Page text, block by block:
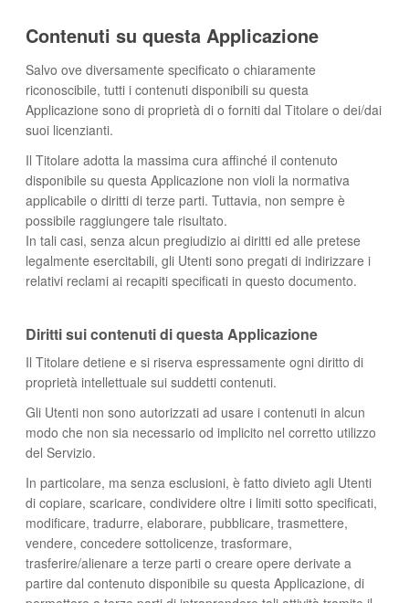
Contenuti su questa Applicazione
Salvo ove diversamente specificato o chiaramente
riconoscibile, tutti i contenuti disponibili su questa
Applicazione sono di proprietà di o forniti dal Titolare o dei/dai
suoi licenzianti.
Il Titolare adotta la massima cura affinché il contenuto
disponibile su questa Applicazione non violi la normativa
applicabile o diritti di terze parti. Tuttavia, non sempre è
possibile raggiungere tale risultato.
In tali casi, senza alcun pregiudizio ai diritti ed alle pretese
legalmente esercitabili, gli Utenti sono pregati di indirizzare i
relativi reclami ai recapiti specificati in questo documento.
Diritti sui contenuti di questa Applicazione
Il Titolare detiene e si riserva espressamente ogni diritto di
proprietà intellettuale sui suddetti contenuti.
Gli Utenti non sono autorizzati ad usare i contenuti in alcun
modo che non sia necessario od implicito nel corretto utilizzo
del Servizio.
In particolare, ma senza esclusioni, è fatto divieto agli Utenti
di copiare, scaricare, condividere oltre i limiti sotto specificati,
modificare, tradurre, elaborare, pubblicare, trasmettere,
vendere, concedere sottolicenze, trasformare,
trasferire/alienare a terze parti o creare opere derivate a
partire dal contenuto disponibile su questa Applicazione, di